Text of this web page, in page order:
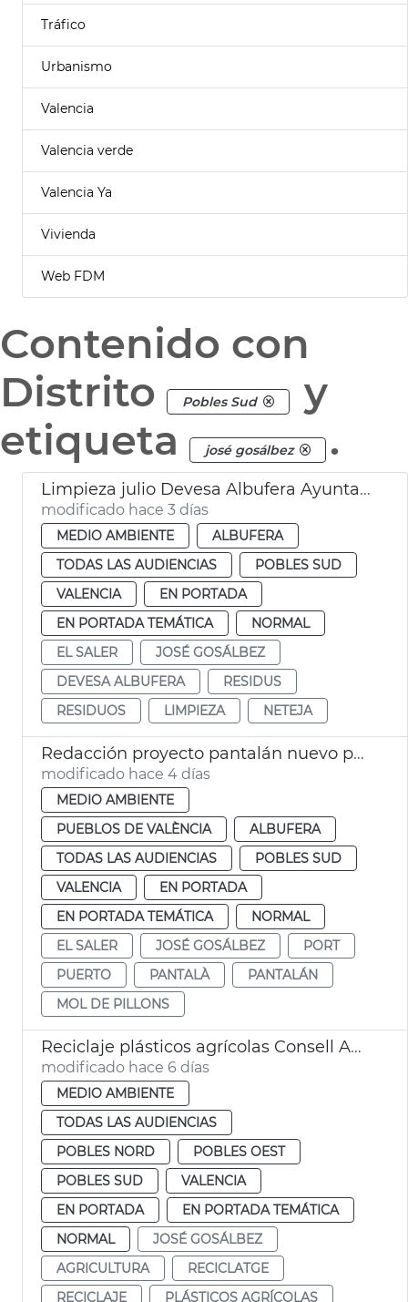
Tráfico
Urbanismo
Valencia
Valencia verde
Valencia Ya
Vivienda
Web FDM
Contenido con
Distrito
Pobles Sud
y
etiqueta
josé gosálbez .
Limpieza julio Devesa Albufera Ayuntamiento València
modificado hace 3 días
MEDIO AMBIENTE
ALBUFERA
TODAS LAS AUDIENCIAS
POBLES SUD
VALENCIA
EN PORTADA
EN PORTADA TEMÁTICA
NORMAL
EL SALER
JOSÉ GOSÁLBEZ
DEVESA ALBUFERA
RESIDUS
RESIDUOS
LIMPIEZA NETEJA
Redacción proyecto pantalán nuevo pantalán puerto de El Saler València
modificado hace 4 días
MEDIO AMBIENTE
PUEBLOS DE VALÈNCIA
ALBUFERA
TODAS LAS AUDIENCIAS
POBLES SUD
VALENCIA
EN PORTADA
EN PORTADA TEMÁTICA
NORMAL
EL SALER
JOSÉ GOSÁLBEZ
PORT
PUERTO
PANTALÀ
PANTALÁN
MOL DE PILLONS
Reciclaje plásticos agrícolas Consell Agrari València
modificado hace 6 días
MEDIO AMBIENTE
TODAS LAS AUDIENCIAS
POBLES NORD
POBLES OEST
POBLES SUD
VALENCIA
EN PORTADA
EN PORTADA TEMÁTICA
NORMAL
JOSÉ GOSÁLBEZ
AGRICULTURA
RECICLATGE
RECICLAJE
PLÁSTICOS AGRÍCOLAS